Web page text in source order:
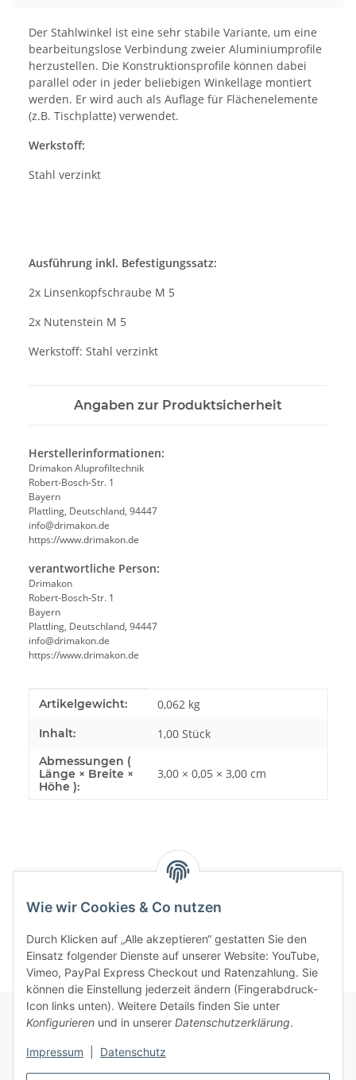
Wie wir Cookies & Co nutzen
Durch Klicken auf „Alle akzeptieren“ gestatten Sie den
Einsatz folgender Dienste auf unserer Website: YouTube,
Vimeo, PayPal Express Checkout und Ratenzahlung. Sie
können die Einstellung jederzeit ändern (Fingerabdruck-
Icon links unten). Weitere Details finden Sie unter
Konfigurieren und in unserer Datenschutzerklärung.
Impressum Datenschutz
Der Stahlwinkel ist eine sehr stabile Variante, um eine
bearbeitungslose Verbindung zweier Aluminiumprofile
herzustellen. Die Konstruktionsprofile können dabei
parallel oder in jeder beliebigen Winkellage montiert
werden. Er wird auch als Auflage für Flächenelemente
(z.B. Tischplatte) verwendet.
Werkstoff:
Stahl verzinkt
Ausführung inkl. Befestigungssatz:
2x Linsenkopfschraube M 5
2x Nutenstein M 5
Werkstoff: Stahl verzinkt
Angaben zur Produktsicherheit
Herstellerinformationen:
Drimakon Aluprofiltechnik
Robert-Bosch-Str. 1
Bayern
Plattling, Deutschland, 94447
info@drimakon.de
https://www.drimakon.de
verantwortliche Person:
Drimakon
Robert-Bosch-Str. 1
Bayern
Plattling, Deutschland, 94447
info@drimakon.de
https://www.drimakon.de
Produkteigenschaft
Wert
Artikelgewicht: 0,062 kg
Inhalt: 1,00 Stück
Abmessungen (
Länge × Breite ×
Höhe ):
3,00 × 0,05 × 3,00 cm
Informationen